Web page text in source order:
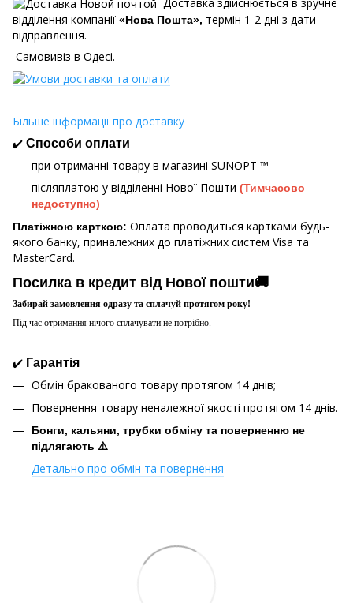
відділення компанії «Нова Пошта», термін 1-2 дні з дати
відправлення.
Самовивіз в Одесі.
Більше інформації про доставку
✔️ Способи оплати
при отриманні товару в магазині SUNOPT ™
післяплатою у відділенні Нової Пошти (Тимчасово
недоступно)
Платіжною карткою: Оплата проводиться картками будь-
якого банку, приналежних до платіжних систем Visa та
MasterCard.
Посилка в кредит від Нової пошти🚚
Забирай замовлення одразу та сплачуй протягом року!
Під час отримання нічого сплачувати не потрібно.
✔️ Гарантія
Обмін бракованого товару протягом 14 днів;
Повернення товару неналежної якості протягом 14 днів.
Бонги, кальяни, трубки обміну та поверненню не
підлягають ⚠️
Детально про обмін та повернення